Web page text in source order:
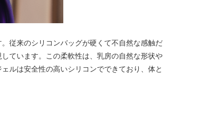
従来のシリコンバッグが硬くて不自然な感触だ
ています。この柔軟性は、乳房の自然な形状や
ルは安全性の高いシリコンでできており、体と